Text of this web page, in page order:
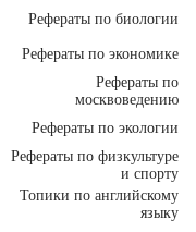
Рефераты по биологии
Рефераты по экономике
Рефераты по
москвоведению
Рефераты по экологии
Рефераты по физкультуре
и спорту
Топики по английскому
языку